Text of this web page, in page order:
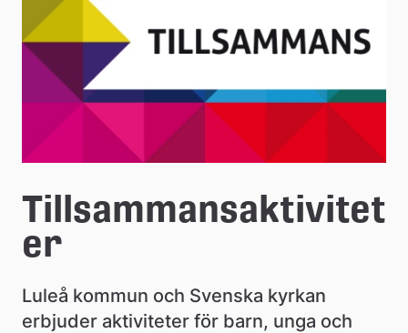
o
m
m
u
Tillsammansaktivitet
er
Luleå kommun och Svenska kyrkan
erbjuder aktiviteter för barn, unga och